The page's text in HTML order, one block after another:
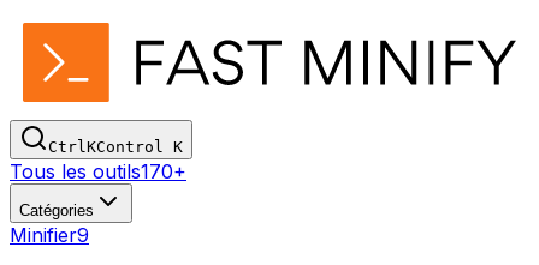
CtrlKControl K
Tous les outils170+
Catégories
Minifier9